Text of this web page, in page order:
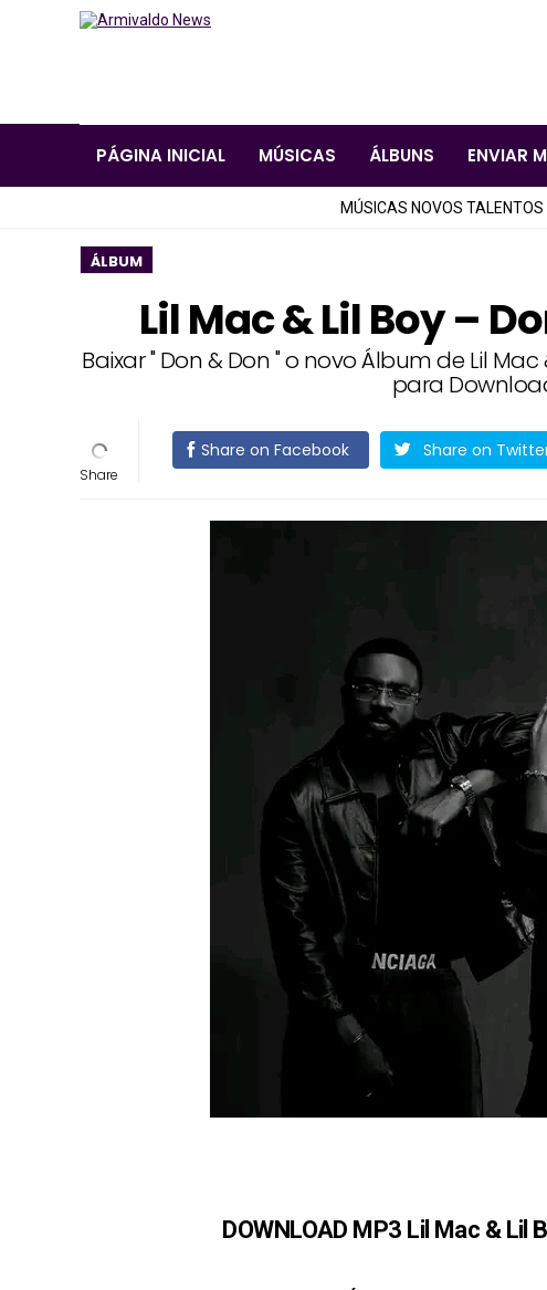
PÁGINA INICIAL MÚSICAS ÁLBUNS ENVIAR
MÚSICAS NOVOS TALENTOS
ÁLBUM
Lil Mac & Lil Boy –
Baixar " Don & Don " o novo Álbum de Lil
para
Share on Facebook Share on
DOWNLOAD MP3 Lil Mac & Lil